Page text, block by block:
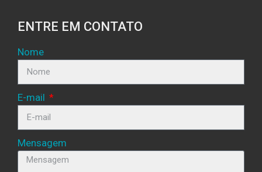
ENTRE EM CONTATO
Nome
E-mail
Mensagem